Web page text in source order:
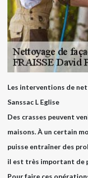
Les interventions de
Sanssac L Eglise
Des crasses peuvent
maisons. À un certain
puisse entraîner des
il est très important de
Pour faire ces